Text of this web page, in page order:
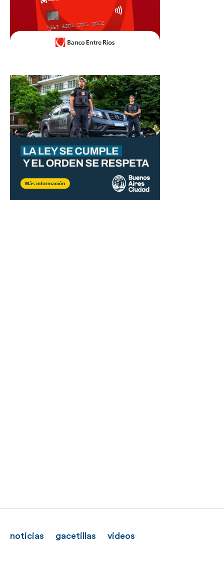
noticias gacetillas videos